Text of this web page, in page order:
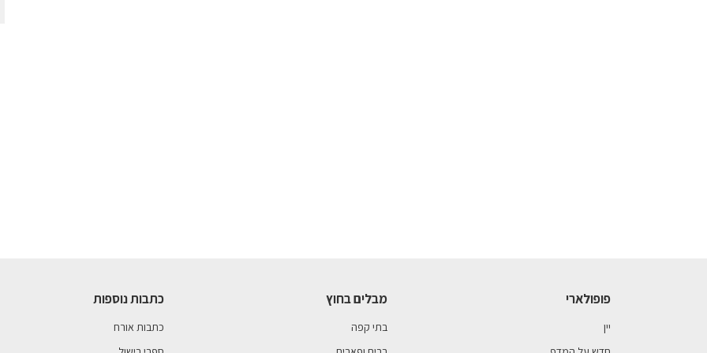
פופולארי
יין
מבלים בחוץ
בתי קפה
כתבות נוספות
כתבות אורח